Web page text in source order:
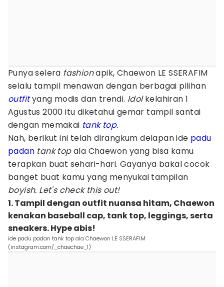
Punya selera fashionapik, Chaewon LE SSERAFIM
selalu tampil menawan dengan berbagai pilihan
outfityang modis dan trendi. Idolkelahiran 1
Agustus 2000 itu diketahui gemar tampil santai
dengan memakai tank top.
Nah, berikut ini telah dirangkum delapan ide padu
padan tank topala Chaewon yang bisa kamu
terapkan buat sehari-hari. Gayanya bakal cocok
banget buat kamu yang menyukai tampilan
boyish. Let's check this out!
1. Tampil dengan outfit nuansa hitam, Chaewon
kenakan baseball cap, tank top, leggings, serta
sneakers. Hype abis!
ide padu padan tank top ala Chaewon LE SSERAFIM
(instagram.com/_chaechae_1)